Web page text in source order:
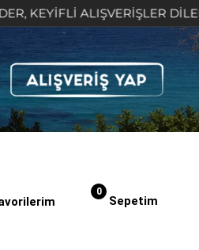
ALIŞVERİŞLER DİLERİZ 🤍
Sepetim
0